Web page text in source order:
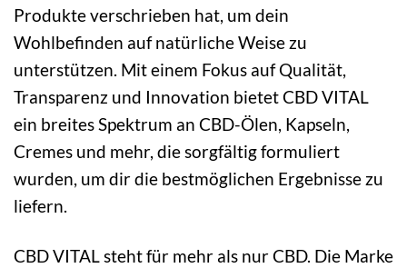
Produkte verschrieben hat, um dein
Wohlbefinden auf natürliche Weise zu
unterstützen. Mit einem Fokus auf Qualität,
Transparenz und Innovation bietet CBD VITAL
ein breites Spektrum an CBD-Ölen, Kapseln,
Cremes und mehr, die sorgfältig formuliert
wurden, um dir die bestmöglichen Ergebnisse zu
liefern.
CBD VITAL steht für mehr als nur CBD. Die Marke